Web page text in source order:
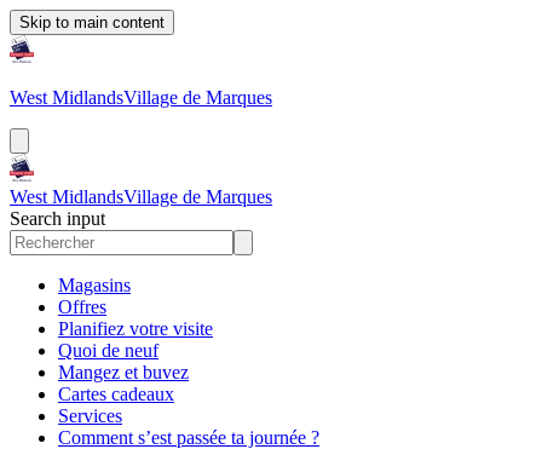
Skip to main content
West MidlandsVillage de Marques
West MidlandsVillage de Marques
Search input
Magasins
Offres
Planifiez votre visite
Quoi de neuf
Mangez et buvez
Cartes cadeaux
Services
Comment s’est passée ta journée ?